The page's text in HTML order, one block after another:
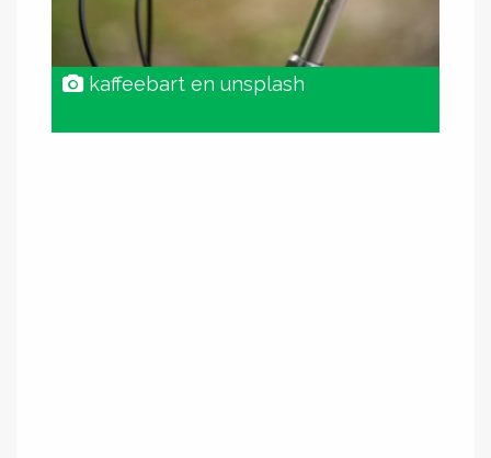
kaffeebart en unsplash